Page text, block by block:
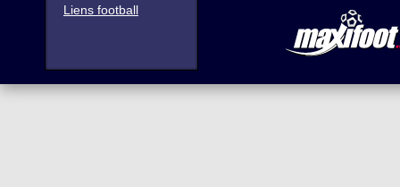
Liens football